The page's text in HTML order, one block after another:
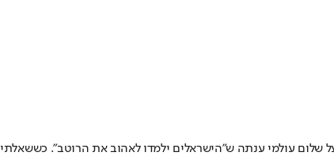
שלום עולמי ענתה ש"הישראלים ילמדו לאהוב את הרוטב". כששאלתי